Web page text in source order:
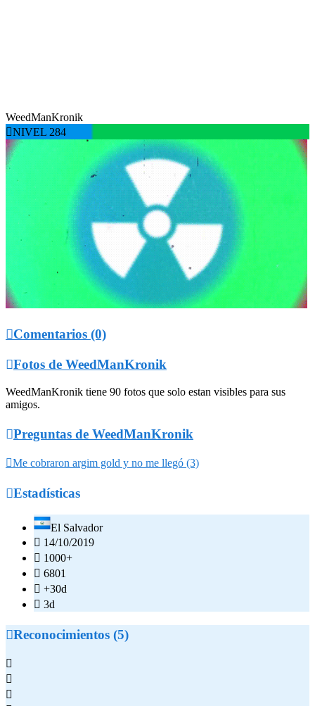
WeedManKronik
NIVEL 284
Comentarios (0)
Fotos de WeedManKronik
WeedManKronik tiene 90 fotos que solo estan visibles para sus
amigos.
Preguntas de WeedManKronik
Me cobraron argim gold y no me llegó (3)
Estadísticas
El Salvador
 14/10/2019
 1000+
 6801
 +30d
 3d
Reconocimientos (5)


